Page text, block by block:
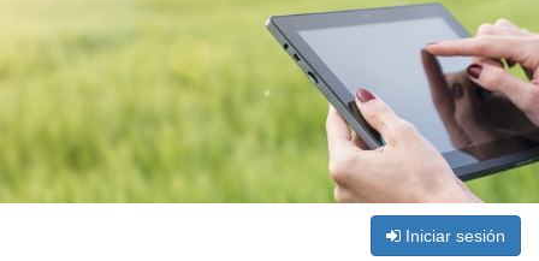
Iniciar sesión